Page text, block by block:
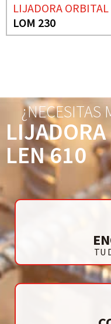
LIJADORA ORBITAL
LOM 230
¿NECESITAS
LEN 610
TU